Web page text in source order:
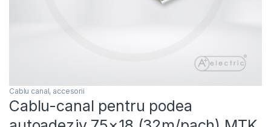
Cablu canal, accesorii
Cablu-canal pentru podea